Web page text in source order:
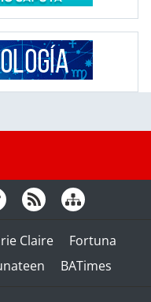
Claire
Fortuna
BATimes